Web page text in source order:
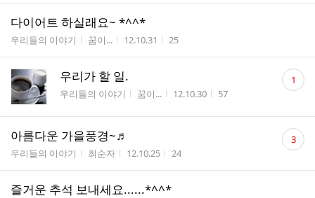
다이어트 하실래요~ *^^*
게시판명
우리들의 이야기 작성자
꿈이... 작성시간
12.10.31 조회수
25
우리가 할 일.
게시판명
우리들의 이야기 작성자
꿈이... 작성시간
12.10.30 조회수
57
댓
글 1
아름다운 가을풍경~♬
게시판명
우리들의 이야기 작성자
최순자 작성시간
12.10.25 조회수
24
댓
글 3
즐거운 추석 보내세요......*^^*